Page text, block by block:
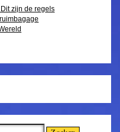
zijn de regels